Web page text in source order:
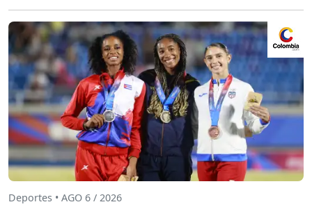
Deportes • AGO 6 / 2026